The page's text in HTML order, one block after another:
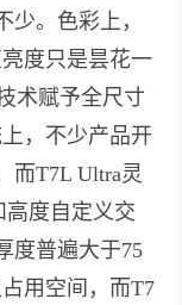
。色彩上，
度只是昙花一
术赋予全尺寸
，不少产品开
而T7L Ultra灵
高度自定义交
度普遍大于75
用空间，而T7